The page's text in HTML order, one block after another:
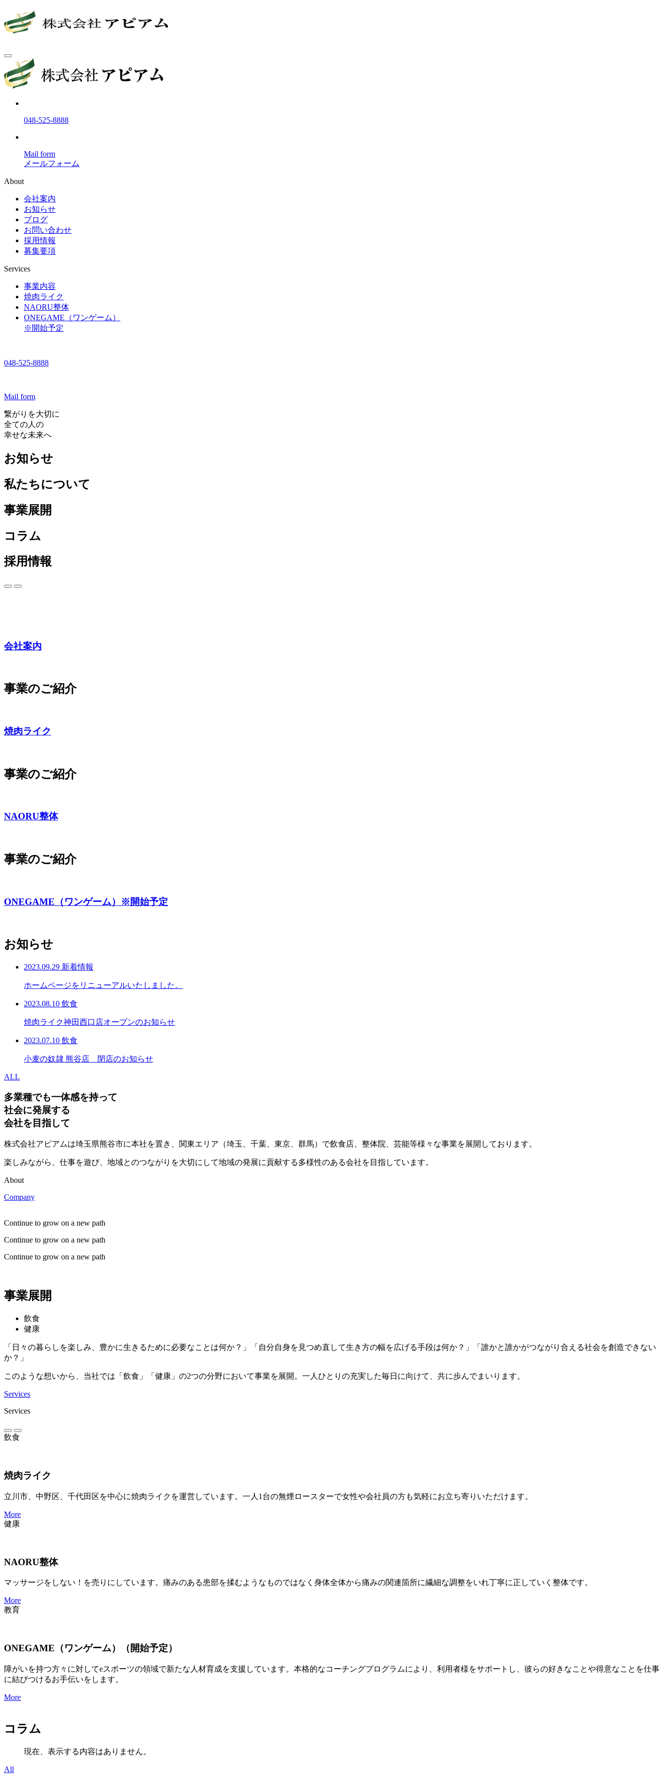
048-525-8888
Mail form
メールフォーム
About
会社案内
お知らせ
ブログ
お問い合わせ
採用情報
募集要項
Services
事業内容
焼肉ライク
NAORU整体
ONEGAME（ワンゲーム）
※開始予定
048-525-8888
Mail form
繋がりを大切に
全ての人の
幸せな未来へ
お知らせ
私たちについて
事業展開
コラム
採用情報
会社案内
事業のご紹介
焼肉ライク
事業のご紹介
NAORU整体
事業のご紹介
ONEGAME（ワンゲーム）※開始予定
お知らせ
2023.09.29 新着情報
ホームページをリニューアルいたしました。
2023.08.10 飲食
焼肉ライク神田西口店オープンのお知らせ
2023.07.10 飲食
小麦の奴隷 熊谷店 閉店のお知らせ
ALL
多業種でも一体感を持って
社会に発展する
会社を目指して
株式会社アピアムは埼玉県熊谷市に本社を置き、関東エリア（埼玉、千葉、東京、群馬）で飲食店、整体院、芸能等様々な事業を展開しております。
楽しみながら、仕事を遊び、地域とのつながりを大切にして地域の発展に貢献する多様性のある会社を目指しています。
About
Company
Continue to grow on a new path
Continue to grow on a new path
Continue to grow on a new path
事業展開
飲食
健康
「日々の暮らしを楽しみ、豊かに生きるために必要なことは何か？」「自分自身を見つめ直して生き方の幅を広げる手段は何か？」「誰かと誰かがつながり合える社会を創造できない
か？」
このような想いから、当社では「飲食」「健康」 の2つの分野において事業を展開。一人ひとりの充実した毎日に向けて、共に歩んでまいります。
Services
Services
飲食
焼肉ライク
立川市、中野区、千代田区を中心に焼肉ライクを運営しています。一人1台の無煙ロースターで女性や会社員の方も気軽にお立ち寄りいただけます。
More
健康
NAORU整体
マッサージをしない！を売りにしています。痛みのある患部を揉むようなものではなく身体全体から痛みの関連箇所に繊細な調整をいれ丁寧に正していく整体です。
More
教育
ONEGAME（ワンゲーム）（開始予定）
障がいを持つ方々に対してeスポーツの領域で新たな人材育成を支援しています。本格的なコーチングプログラムにより、利用者様をサポートし、彼らの好きなことや得意なことを仕事
に結びつけるお手伝いをします。
More
コラム
現在、表示する内容はありません。
All